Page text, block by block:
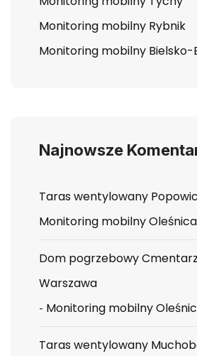
Monitoring mobilny Rybnik
Monitoring mobilny Bielsko-
Najnowsze
Taras wentylowany
Monitoring mobilny Oleśnica
Dom pogrzebowy
Warszawa
- Monitoring mobilny
Taras wentylowany